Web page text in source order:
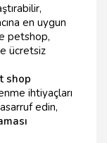
en uygun
petshop,
ücretsiz
shop
ihtiyaçları
edin,